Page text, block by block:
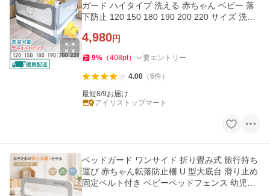
ガード ハイタイプ 洗える 赤ちゃん ベビー 落
下防止 120 150 180 190 200 220 サイズ 洗え
4,980円
9% （408pt） 要エントリー
4.00（6件）
最短8/9お届け
アイリストップマート
ベッドガード ワンサイド 折り畳み式 旅行持ち
運び 赤ちゃん転落防止柵 U 型大底台 滑り止め
固定ベルト付き ベビーベッドフェンス 幼児添